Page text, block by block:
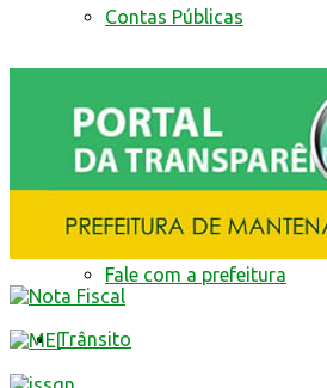
Contas Públicas
Minha Folha
Nota Fiscal Eletrônica
Fale com a prefeitura
Trânsito